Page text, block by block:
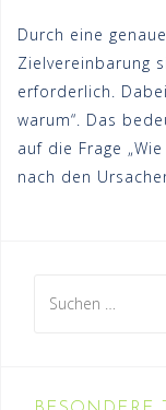
Durch eine
Zielvereinbarung
erforderlich.
warum“. Das
auf die Frage
nach den
nach: